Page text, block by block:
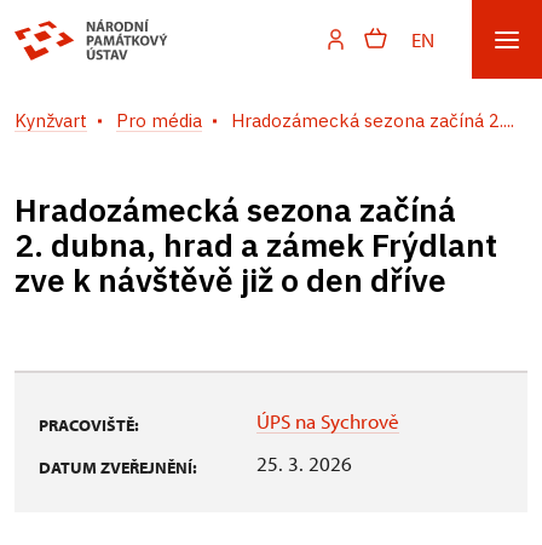
EN
Kynžvart Pro média Hradozámecká sezona začíná 2....
Hradozámecká sezona začíná
2. dubna, hrad a zámek Frýdlant
zve k návštěvě již o den dříve
PRACOVIŠTĚ: ÚPS na Sychrově
DATUM ZVEŘEJNĚNÍ: 25. 3. 2026